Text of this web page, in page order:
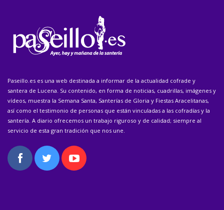
Paseillo.es es una web destinada a informar de la actualidad cofrade y
santera de Lucena. Su contenido, en forma de noticias, cuadrillas, imágenes y
vídeos, muestra la Semana Santa, Santerías de Gloria y Fiestas Aracelitanas,
así como el testimonio de personas que están vinculadas a las cofradías y la
santería. A diario ofrecemos un trabajo riguroso y de calidad; siempre al
servicio de esta gran tradición que nos une.